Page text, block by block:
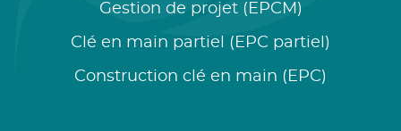
Gestion de projet (EPCM)
Clé en main partiel (EPC partiel)
Construction clé en main (EPC)